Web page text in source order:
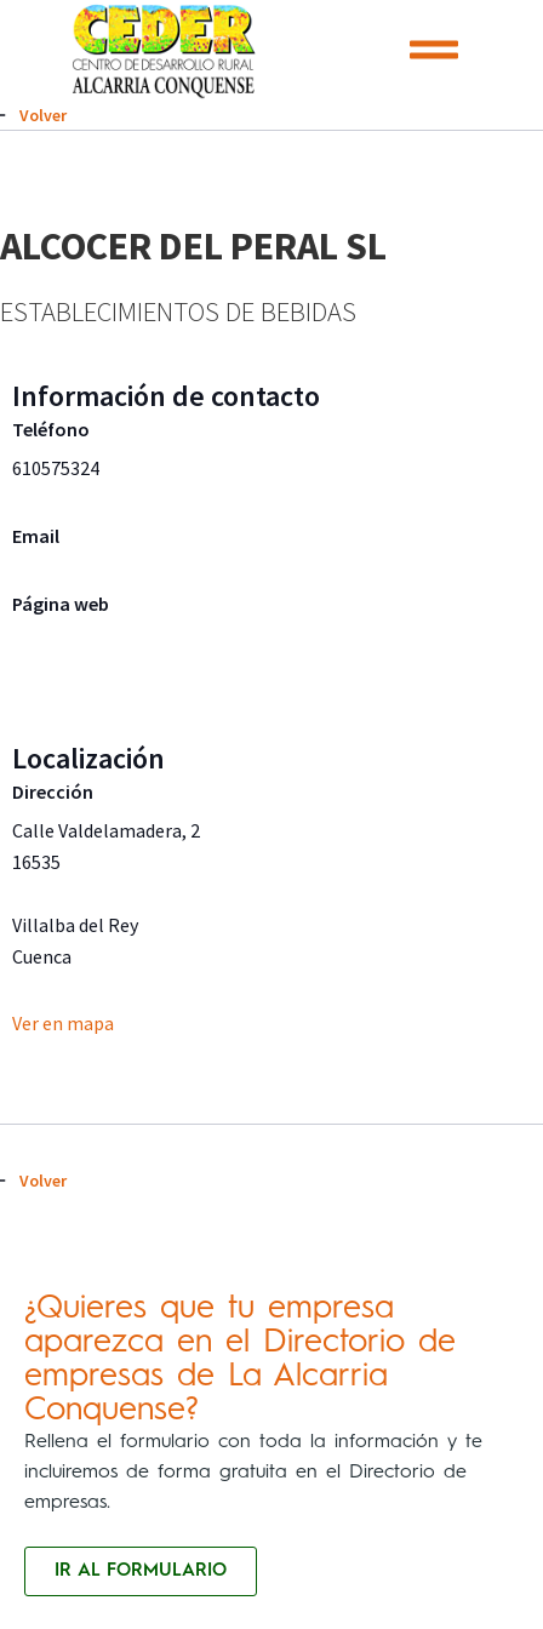
¿Quieres que tu empresa
aparezca en el Directorio de
empresas de La Alcarria
Conquense?
Rellena el formulario con toda la información y te
incluiremos de forma gratuita en el Directorio de
empresas.
IR AL FORMULARIO
Volver
ALCOCER DEL PERAL SL
ESTABLECIMIENTOS DE BEBIDAS
Información de contacto
Teléfono
610575324
Email
Página web
Localización
Dirección
Calle Valdelamadera, 2
16535
Villalba del Rey
Cuenca
Ver en mapa
Volver